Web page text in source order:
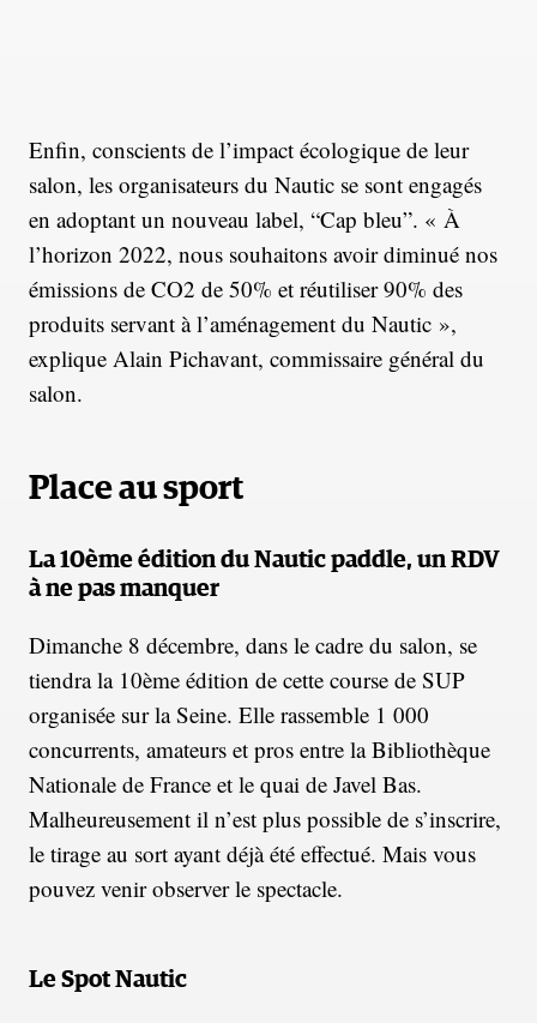
Enfin, conscients de l’impact écologique de leur
salon, les organisateurs du Nautic se sont engagés
en adoptant un nouveau label, “Cap bleu”. « À
l’horizon 2022, nous souhaitons avoir diminué nos
émissions de CO2 de 50% et réutiliser 90% des
produits servant à l’aménagement du Nautic »,
explique Alain Pichavant, commissaire général du
salon.
Place au sport
La 10ème édition du Nautic paddle, un RDV
à ne pas manquer
Dimanche 8 décembre, dans le cadre du salon, se
tiendra la 10ème édition de cette course de SUP
organisée sur la Seine. Elle rassemble 1 000
concurrents, amateurs et pros entre la Bibliothèque
Nationale de France et le quai de Javel Bas.
Malheureusement il n’est plus possible de s’inscrire,
le tirage au sort ayant déjà été effectué. Mais vous
pouvez venir observer le spectacle.
Le Spot Nautic